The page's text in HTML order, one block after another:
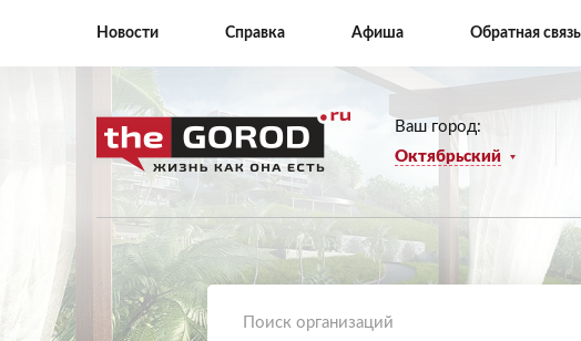
Новости Справка Афиша Обратная связь
Ваш город:
Октябрьский